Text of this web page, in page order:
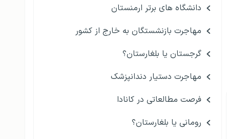
دانشگاه های برتر ارمنستان
مهاجرت بازنشستگان به خارج از کشور
گرجستان یا بلغارستان؟
مهاجرت دستیار دندانپزشک
فرصت مطالعاتی در کانادا
رومانی یا بلغارستان؟